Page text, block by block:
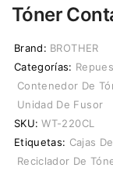
Tóner
Brand: BROTHER
Categorías:
Contenedor De
Unidad De Fusor
SKU: WT-220CL
Etiquetas: Cajas
Reciclador De